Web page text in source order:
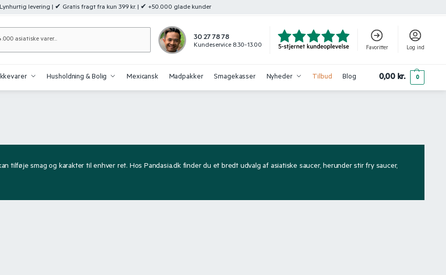
levering | ✔ Gratis fragt fra kun 399 kr. | ✔ +50.000 glade kunder
30 27 78 78
Kundeservice 8.30-13.00 Favoritter Log ind
Husholdning & Bolig Mexicansk Madpakker Smagekasser Nyheder Tilbud Blog 0,00 kr. 0
tilføje smag og karakter til enhver ret. Hos Pandasia.dk finder du et bredt udvalg af asiatiske saucer, herunder stir fry saucer,